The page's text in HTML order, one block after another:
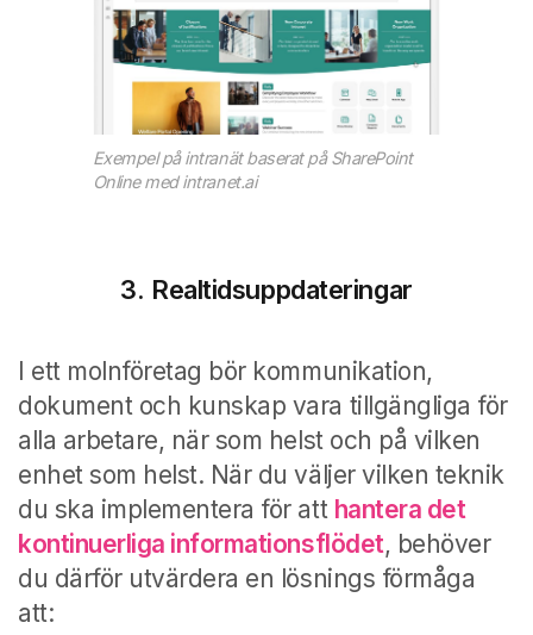
Exempel på intranät baserat på SharePoint
Online med intranet.ai
3. Realtidsuppdateringar
I ett molnföretag bör kommunikation,
dokument och kunskap vara tillgängliga för
alla arbetare, när som helst och på vilken
enhet som helst. När du väljer vilken teknik
du ska implementera för att hantera det
kontinuerliga informationsflödet, behöver
du därför utvärdera en lösnings förmåga
att: